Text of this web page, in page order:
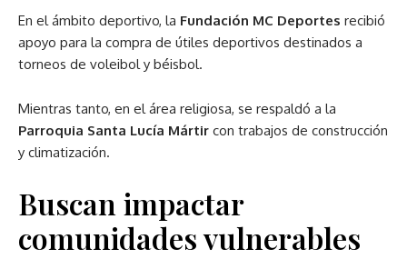
En el ámbito deportivo, la Fundación MC Deportes recibió
apoyo para la compra de útiles deportivos destinados a
torneos de voleibol y béisbol.
Mientras tanto, en el área religiosa, se respaldó a la
Parroquia Santa Lucía Mártir con trabajos de construcción
y climatización.
Buscan impactar
comunidades vulnerables